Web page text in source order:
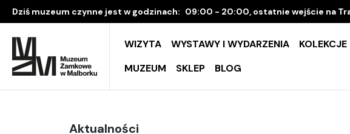
Dziś muzeum czynne jest w godzinach: 09:00 - 20:00, ostatnie wejście na
WIZYTA WYSTAWY I WYDARZENIA KOLEKCJE
MUZEUM
SKLEP BLOG
Aktualności